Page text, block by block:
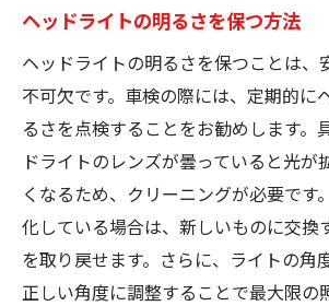
ヘッドライトの明るさを保つ方法
ヘッドライトの明るさを保つことは、
不可欠です。車検の際には、定期的に
るさを点検することをお勧めします。
ドライトのレンズが曇っていると光が
くなるため、クリーニングが必要です
化している場合は、新しいものに交換
を取り戻せます。さらに、ライトの角
正しい角度に調整することで最大限の